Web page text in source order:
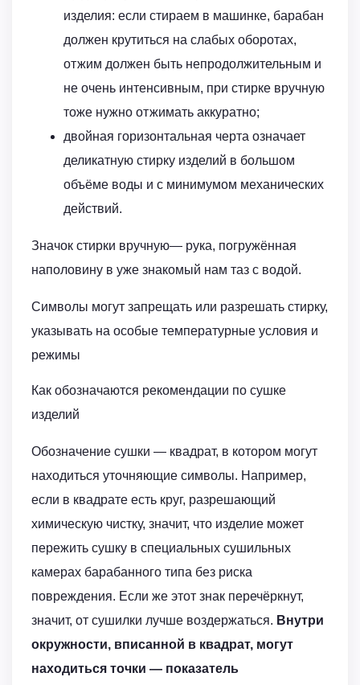
изделия: если стираем в машинке, барабан
должен крутиться на слабых оборотах,
отжим должен быть непродолжительным и
не очень интенсивным, при стирке вручную
тоже нужно отжимать аккуратно;
двойная горизонтальная черта означает
деликатную стирку изделий в большом
объёме воды и с минимумом механических
действий.
Значок стирки вручную— рука, погружённая
наполовину в уже знакомый нам таз с водой.
Символы могут запрещать или разрешать стирку,
указывать на особые температурные условия и
режимы
Как обозначаются рекомендации по сушке
изделий
Обозначение сушки — квадрат, в котором могут
находиться уточняющие символы. Например,
если в квадрате есть круг, разрешающий
химическую чистку, значит, что изделие может
пережить сушку в специальных сушильных
камерах барабанного типа без риска
повреждения. Если же этот знак перечёркнут,
значит, от сушилки лучше воздержаться. Внутри
окружности, вписанной в квадрат, могут
находиться точки — показатель